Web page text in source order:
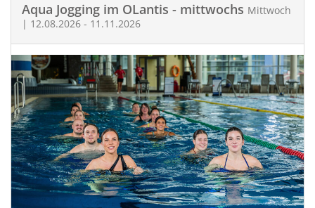
Aqua Jogging im OLantis - mittwochs Mittwoch
| 12.08.2026 - 11.11.2026